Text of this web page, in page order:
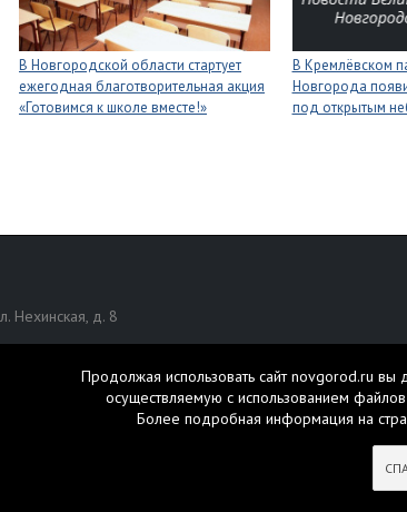
В Новгородской области стартует
ежегодная благотворительная акция
«Готовимся к школе вместе!»
В Кремлёвском
Новгорода
под открытым
Нехинская, д. 8
на правах рекламы.
Продолжая использовать сайт novgorod.ru вы
осуществляемую с использованием
Более подробная информация на